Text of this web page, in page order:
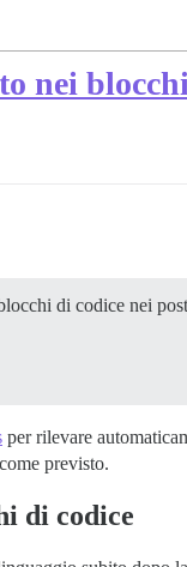
nei
di codice nei
per rilevare
previsto.
di codice